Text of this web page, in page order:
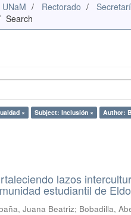
Rectorado
Search
× Subject: Inclusión × Author:
lazos
estudiantil de
Juana Beatriz; Bobadilla,